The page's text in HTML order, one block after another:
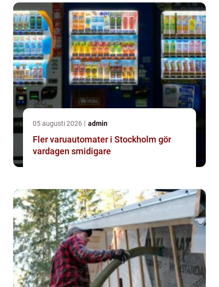
05 augusti 2026 admin
Fler varuautomater i Stockholm gör
vardagen smidigare